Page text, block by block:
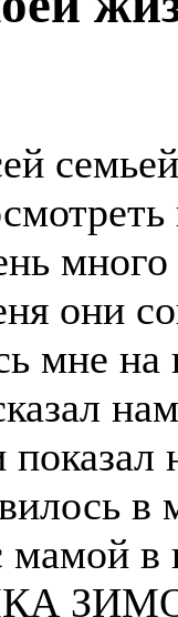
они
мне на
в
в